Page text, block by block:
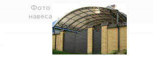
Фото
навеса